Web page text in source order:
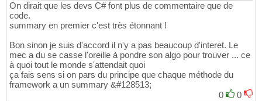
On dirait que les devs C# font plus de commentaire que de
code.
summary en premier c'est très étonnant !
Bon sinon je suis d'accord il n'y a pas beaucoup d'interet. Le
mec a du se casse l'oreille à pondre son algo pour trouver ... ce
à quoi tout le monde s'attendait quoi
ça fais sens si on pars du principe que chaque méthode du
framework a un summary &#128513;
0
0